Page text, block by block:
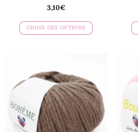
3,10€
CHOIX DES OPTIONS
plusieurs
variations.
Les
options
peuvent
être